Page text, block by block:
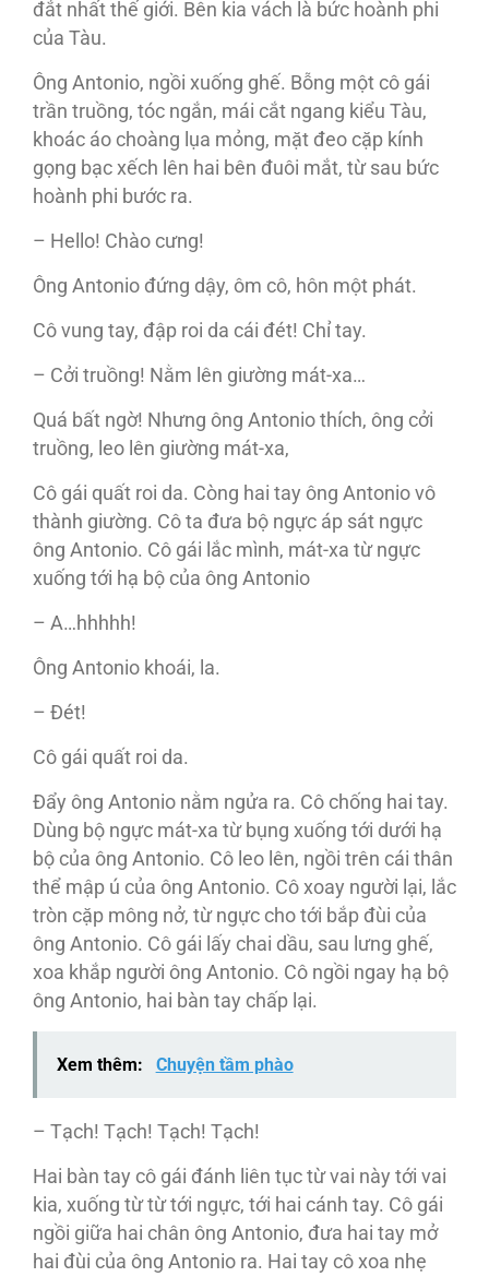
đắt nhất thế giới. Bên kia vách là bức hoành phi
của Tàu.
Ông Antonio, ngồi xuống ghế. Bỗng một cô gái
trần truồng, tóc ngắn, mái cắt ngang kiểu Tàu,
khoác áo choàng lụa mỏng, mặt đeo cặp kính
gọng bạc xếch lên hai bên đuôi mắt, từ sau bức
hoành phi bước ra.
– Hello! Chào cưng!
Ông Antonio đứng dậy, ôm cô, hôn một phát.
Cô vung tay, đập roi da cái đét! Chỉ tay.
– Cởi truồng! Nằm lên giường mát-xa…
Quá bất ngờ! Nhưng ông Antonio thích, ông cởi
truồng, leo lên giường mát-xa,
Cô gái quất roi da. Còng hai tay ông Antonio vô
thành giường. Cô ta đưa bộ ngực áp sát ngực
ông Antonio. Cô gái lắc mình, mát-xa từ ngực
xuống tới hạ bộ của ông Antonio
– A…hhhhh!
Ông Antonio khoái, la.
– Đét!
Cô gái quất roi da.
Đẩy ông Antonio nằm ngửa ra. Cô chống hai tay.
Dùng bộ ngực mát-xa từ bụng xuống tới dưới hạ
bộ của ông Antonio. Cô leo lên, ngồi trên cái thân
thể mập ú của ông Antonio. Cô xoay người lại, lắc
tròn cặp mông nở, từ ngực cho tới bắp đùi của
ông Antonio. Cô gái lấy chai dầu, sau lưng ghế,
xoa khắp người ông Antonio. Cô ngồi ngay hạ bộ
ông Antonio, hai bàn tay chấp lại.
Xem thêm: Chuyện tầm phào
– Tạch! Tạch! Tạch! Tạch!
Hai bàn tay cô gái đánh liên tục từ vai này tới vai
kia, xuống từ từ tới ngực, tới hai cánh tay. Cô gái
ngồi giữa hai chân ông Antonio, đưa hai tay mở
hai đùi của ông Antonio ra. Hai tay cô xoa nhẹ